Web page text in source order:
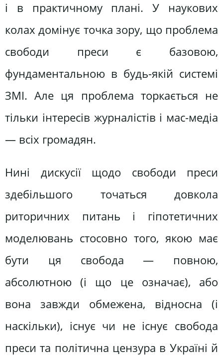
і в практичному плані. У наукових
колах домінує точка зору, що проблема
свободи преси є базовою,
фундаментальною в будь-якій системі
ЗМІ. Але ця проблема торкається не
тільки інтересів журналістів і мас-медіа
— всіх громадян.
Нині дискусії щодо свободи преси
здебільшого точаться довкола
риторичних питань і гіпотетичних
моделювань стосовно того, якою має
бути ця свобода — повною,
абсолютною (і що це означає), або
вона завжди обмежена, відносна (і
наскільки), існує чи не існує свобода
преси та політична цензура в Україні й